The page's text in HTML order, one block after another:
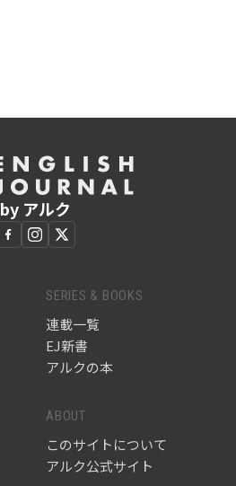
by アルク
SERIES & BOOKS
連載一覧
EJ新書
アルクの本
ABOUT
このサイトについて
アルク公式サイト